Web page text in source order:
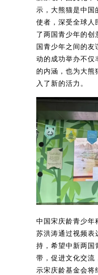
示，大熊猫是中国
使者，深受全球人
了两国青少年的创
国青少年之间的友
动的成功举办不仅
的内涵，也为大熊
入了新的活力。
中国宋庆龄青少年
苏洪涛通过视频表
持，希望中新两国
带，促进文化交流
示宋庆龄基金会将